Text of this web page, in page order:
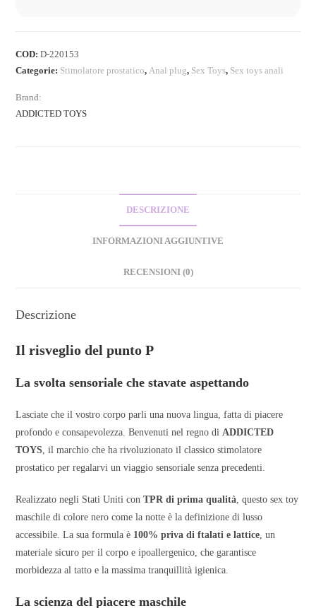
COD:D-220153
Categorie: Stimolatore prostatico, Anal plug, Sex Toys, Sex toys anali
Brand:
ADDICTED TOYS
DESCRIZIONE
INFORMAZIONI AGGIUNTIVE
RECENSIONI (0)
Descrizione
Il risveglio del punto P
La svolta sensoriale che stavate aspettando
Lasciate che il vostro corpo parli una nuova lingua, fatta di piacere
profondo e consapevolezza. Benvenuti nel regno di ADDICTED
TOYS , il marchio che ha rivoluzionato il classico stimolatore
prostatico per regalarvi un viaggio sensoriale senza precedenti.
Realizzato negli Stati Uniti conTPR di prima qualità , questo sex toy
maschile di colore nero come la notte è la definizione di lusso
accessibile. La sua formula è 100% priva di ftalati e lattice , un
materiale sicuro per il corpo e ipoallergenico, che garantisce
morbidezza al tatto e la massima tranquillità igienica.
La scienza del piacere maschile